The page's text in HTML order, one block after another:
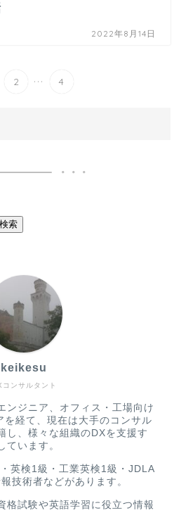
2022年8月14日
2 ... 4
検索
コンサルタント
keikesu
ンジニア、オフィス・工場向け
を経て、現在は大手のコンサル
し、様々な組織のDXを支援す
ています。
英検1級・工業英検1級・JDLA
技術者などがあります。
格試験や英語学習に役立つ情報